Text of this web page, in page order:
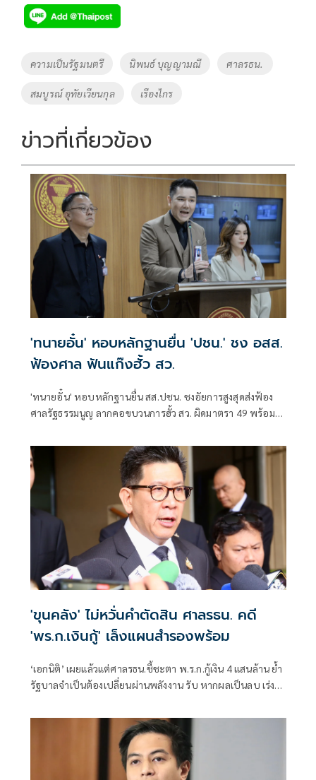
e
b
o
k
tt
er
p
y
Li
k
Tags
ความเป็นรัฐมนตรี นิพนธ์ บุญญามณี ศาลรธน.
สมบูรณ์ อุทัยเวียนกุล เรืองไกร
ข่าวที่เกี่ยวข้อง
'ทนายอั๋น' หอบหลักฐานยื่น 'ปชน.' ชง อสส.
ฟ้องศาล ฟันแก๊งฮั้ว สว.
'ทนายอั๋น' หอบหลักฐานยื่น สส.ปชน. ชงอัยการสูงสุดส่งฟ้อง
ศาลรัฐธรรมนูญ ลากคอขบวนการฮั้ว สว. ผิดมาตรา 49 พร้อม
'ขุนคลัง' ไม่หวั่นคำตัดสิน ศาลรธน. คดี
'พร.ก.เงินกู้' เล็งแผนสำรองพร้อม
‘เอกนิติ’ เผยแล้วแต่ศาลรธน.ชี้ชะตา พ.ร.ก.กู้เงิน 4 แสนล้าน ย้ำ
รัฐบาลจำเป็นต้องเปลี่ยนผ่านพลังงาน รับ หากผลเป็นลบ เร่ง